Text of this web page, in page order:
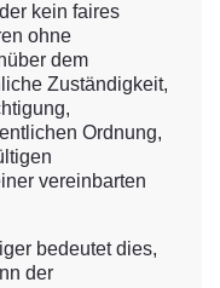
kein faires
ohne
dem
Zuständigkeit,
Ordnung,
vereinbarten
bedeutet dies,
der